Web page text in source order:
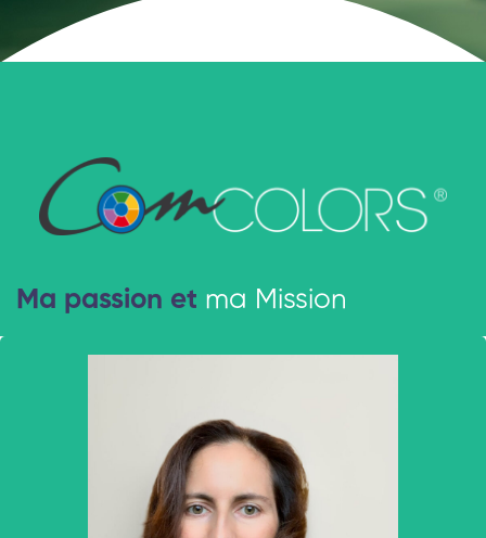
Ma passion et ma Mission